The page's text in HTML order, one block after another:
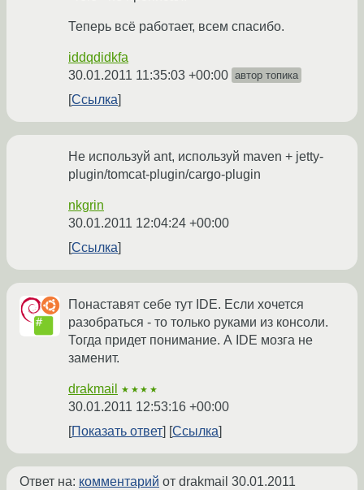
Теперь всё работает, всем спасибо.
iddqdidkfa
30.01.2011 11:35:03 +00:00 автор топика
Ссылка
Не используй ant, используй maven + jetty-
plugin/tomcat-plugin/cargo-plugin
nkgrin
30.01.2011 12:04:24 +00:00
Ссылка
Понаставят себе тут IDE. Если хочется
разобраться - то только руками из консоли.
Тогда придет понимание. А IDE мозга не
заменит.
drakmail ★★★★
30.01.2011 12:53:16 +00:00
Показать ответ
Ссылка
Ответ на: комментарий от drakmail 30.01.2011